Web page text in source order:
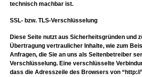
technisch machbar ist.
SSL- bzw. TLS-Verschlüsselung
Diese Seite nutzt aus Sicherheitsgründen und
Übertragung vertraulicher Inhalte, wie zum
Anfragen, die Sie an uns als Seitenbetreiber
Verschlüsselung. Eine verschlüsselte
dass die Adresszeile des Browsers von “http://